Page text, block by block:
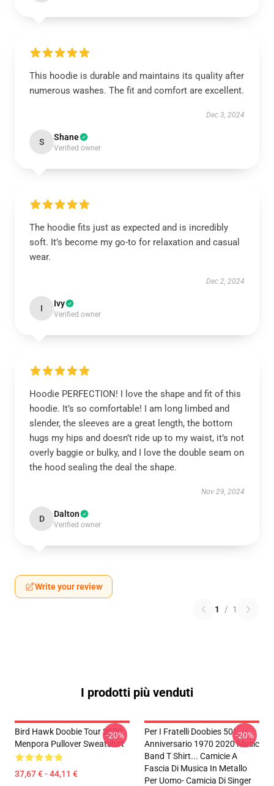
This hoodie is durable and maintains its quality after
numerous washes. The fit and comfort are excellent.
Dec 3, 2024
S Shane
Verified owner
The hoodie fits just as expected and is incredibly
soft. It’s become my go-to for relaxation and casual
wear.
Dec 2, 2024
I Ivy
Verified owner
Hoodie PERFECTION! I love the shape and fit of this
hoodie. It’s so comfortable! I am long limbed and
slender, the sleeves are a great length, the bottom
hugs my hips and doesn’t ride up to my waist, it’s not
overly baggie or bulky, and I love the double seam on
the hood sealing the deal the shape.
Nov 29, 2024
D Dalton
Verified owner
Write your review
1 / 1
I prodotti più venduti
Bird Hawk Doobie Tour 2020
Menpora Pullover Sweatshirt
37,67 € - 44,11 €
-20%
Per I Fratelli Doobies 50°
Anniversario 1970 2020 Music
Band T Shirt... Camicie A
Fascia Di Musica In Metallo
Per Uomo- Camicia Di Singer
-20%